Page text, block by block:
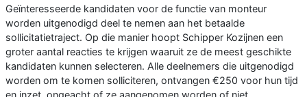
Geïnteresseerde kandidaten voor de functie van monteur
worden uitgenodigd deel te nemen aan het betaalde
sollicitatietraject. Op die manier hoopt Schipper Kozijnen een
groter aantal reacties te krijgen waaruit ze de meest geschikte
kandidaten kunnen selecteren. Alle deelnemers die uitgenodigd
worden om te komen solliciteren, ontvangen €250 voor hun tijd
en inzet, ongeacht of ze aangenomen worden of niet.